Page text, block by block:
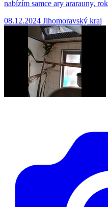
nabízím samce ary ararauny,
08.12.2024 Jihomoravský kraj